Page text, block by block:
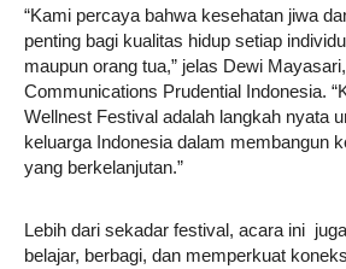
“Kami percaya bahwa kesehatan jiwa
penting bagi kualitas hidup setiap
maupun orang tua,” jelas Dewi
Communications Prudential Indonesia.
Wellnest Festival adalah langkah nyata
keluarga Indonesia dalam membangun
yang berkelanjutan.”
Lebih dari sekadar festival, acara ini
belajar, berbagi, dan memperkuat